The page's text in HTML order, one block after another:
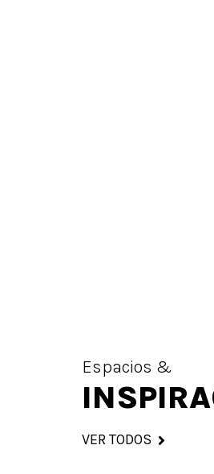
Espacios &
VER TODOS